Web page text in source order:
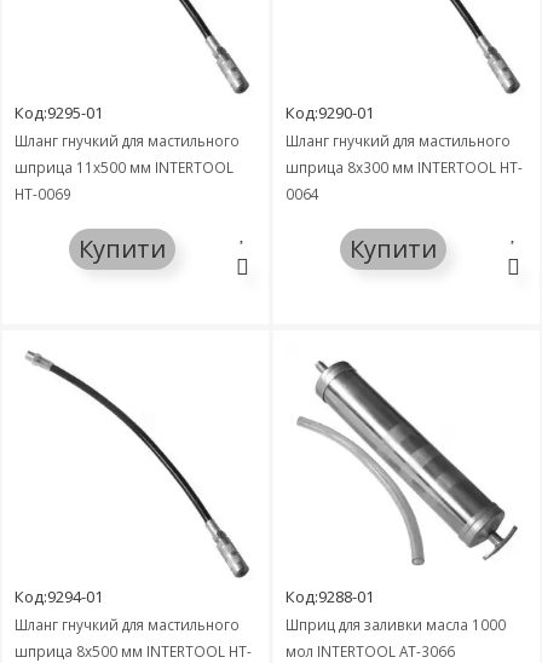
Код:9295-01
Шланг гнучкий для мастильного
шприца 11x500 мм INTERTOOL
HT-0069
Купити
Код:9290-01
Шланг гнучкий для мастильного
шприца 8x300 мм INTERTOOL HT-
0064
Купити
Код:9294-01
Шланг гнучкий для мастильного
шприца 8x500 мм INTERTOOL HT-
Код:9288-01
Шприц для заливки масла 1000
мол INTERTOOL AT-3066